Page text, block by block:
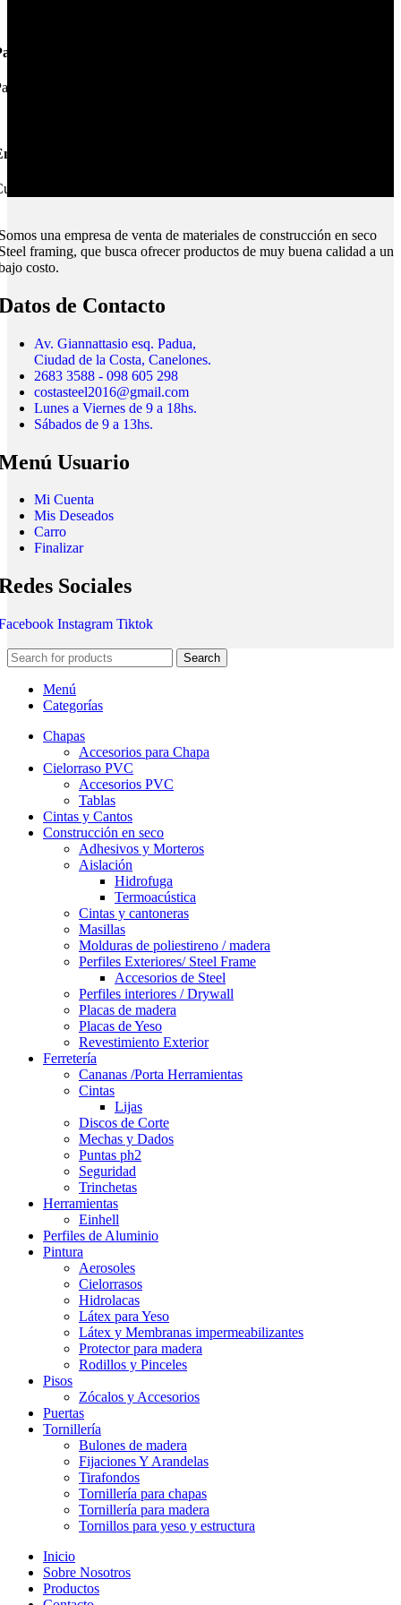
Seguros.
online en nuestra web.
Montevideo e Interior.
todo el país.
una empresa de venta de materiales de construcción en seco
framing, que busca ofrecer productos de muy buena calidad a un
costo.
de Contacto
Av. Giannattasio esq. Padua,
Ciudad de la Costa, Canelones.
2683 3588 - 098 605 298
costasteel2016@gmail.com
Lunes a Viernes de 9 a 18hs.
Sábados de 9 a 13hs.
Usuario
Mi Cuenta
Mis Deseados
Carro
Finalizar
Sociales
Instagram Tiktok
Search
Menú
Categorías
Chapas
Accesorios para Chapa
Cielorraso PVC
Accesorios PVC
Tablas
Cintas y Cantos
Construcción en seco
Adhesivos y Morteros
Aislación
Hidrofuga
Termoacústica
Cintas y cantoneras
Masillas
Molduras de poliestireno / madera
Perfiles Exteriores/ Steel Frame
Accesorios de Steel
Perfiles interiores / Drywall
Placas de madera
Placas de Yeso
Revestimiento Exterior
Ferretería
Cananas /Porta Herramientas
Cintas
Lijas
Discos de Corte
Mechas y Dados
Puntas ph2
Seguridad
Trinchetas
Herramientas
Einhell
Perfiles de Aluminio
Pintura
Aerosoles
Cielorrasos
Hidrolacas
Látex para Yeso
Látex y Membranas impermeabilizantes
Protector para madera
Rodillos y Pinceles
Pisos
Zócalos y Accesorios
Puertas
Tornillería
Bulones de madera
Fijaciones Y Arandelas
Tirafondos
Tornillería para chapas
Tornillería para madera
Tornillos para yeso y estructura
Inicio
Sobre Nosotros
Productos